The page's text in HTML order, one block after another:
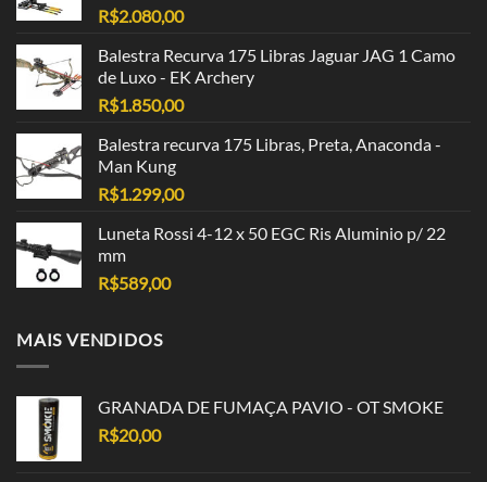
R$2.080,00
Balestra Recurva 175 Libras Jaguar JAG 1 Camo
de Luxo - EK Archery
R$1.850,00
Balestra recurva 175 Libras, Preta, Anaconda -
Man Kung
R$1.299,00
Luneta Rossi 4-12 x 50 EGC Ris Aluminio p/ 22
mm
R$589,00
MAIS VENDIDOS
GRANADA DE FUMAÇA PAVIO - OT SMOKE
R$20,00